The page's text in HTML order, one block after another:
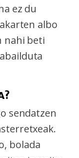
ez du
albo
nahi beti
sendatzen
bolada